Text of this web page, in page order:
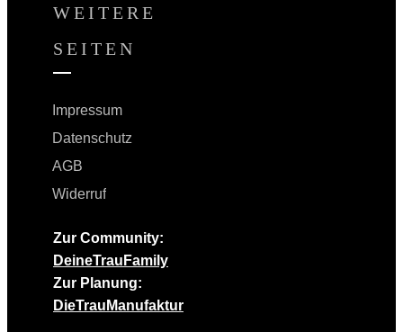
WEITERE
SEITEN
Impressum
Datenschutz
AGB
Widerruf
Zur Community:
DeineTrauFamily
Zur Planung:
DieTrauManufaktur